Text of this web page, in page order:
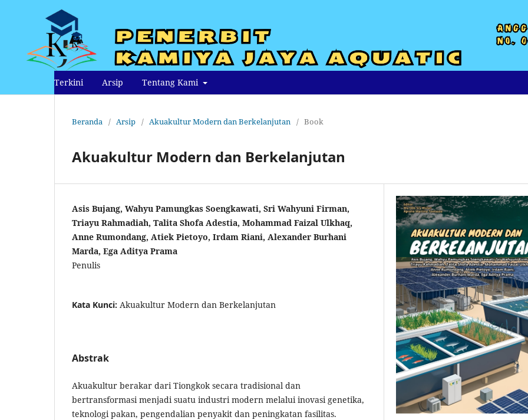
Terkini Arsip Tentang Kami
Beranda / Arsip / Akuakultur Modern dan Berkelanjutan / Book
Akuakultur Modern dan Berkelanjutan
Asis Bujang, Wahyu Pamungkas Soengkawati, Sri Wahyuni Firman,
Triayu Rahmadiah, Talita Shofa Adestia, Mohammad Faizal Ulkhaq,
Anne Rumondang, Atiek Pietoyo, Irdam Riani, Alexander Burhani
Marda, Ega Aditya Prama
Penulis
Kata Kunci: Akuakultur Modern dan Berkelanjutan
Abstrak
Akuakultur berakar dari Tiongkok secara tradisional dan
bertransformasi menjadi suatu industri modern melalui inovasi genetika,
teknologi pakan, pengendalian penyakit dan peningkatan fasilitas.